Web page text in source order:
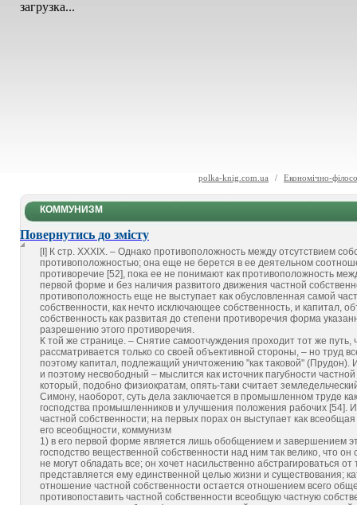
загрузка...
polka-knig.com.ua / Економічно-
КОММУНИЗМ
Повернутись до змісту
[I] К стр. XXXIX. – Однако противоположность между отсутствием
противоположностью; она еще не берется в ее деятельном
противоречие [52], пока ее не понимают как противоположность
первой форме и без наличия развитого движения частной
противоположность еще не выступает как обусловленная самой
собственности, как нечто исключающее собственность, и капитал,
собственность как развитая до степени противоречия форма
разрешению этого противоречия.
К той же странице. – Снятие самоотчуждения проходит тот же
рассматривается только со своей объективной стороны, – но труд
поэтому капитал, подлежащий уничтожению "как таковой"
и поэтому несвободный – мыслится как источник пагубности
который, подобно физиократам, опять-таки считает
Симону, наоборот, суть дела заключается в промышленном труде
господства промышленников и улучшения положения рабочих [54].
частной собственности; на первых порах он выступает как
его всеобщности, коммунизм
1) в его первой форме является лишь обобщением и завершением
господство вещественной собственности над ним так велико, что
не могут обладать все; он хочет насильственно абстрагироваться
представляется ему единственной целью жизни и существования;
отношение частной собственности остается отношением всего
противопоставить частной собственности всеобщую частную